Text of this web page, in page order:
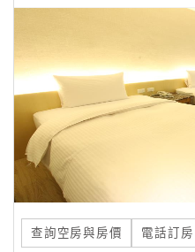
客
滿
意
度
訂
單
管
查詢空房與房價 電話訂房